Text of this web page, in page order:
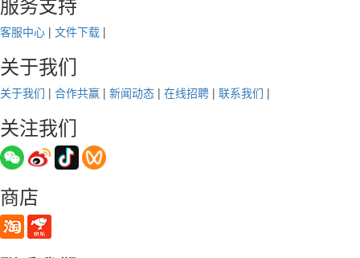
客服中心 | 文件下载 |
关于我们
关于我们 | 合作共赢 | 新闻动态 | 在线招聘 | 联系我们 |
关注我们
商店